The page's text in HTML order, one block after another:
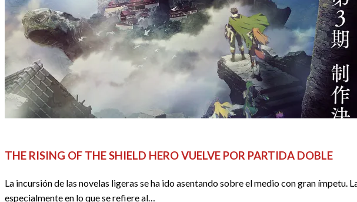
THE RISING OF THE SHIELD HERO VUELVE POR PARTIDA DOBLE
La incursión de las novelas ligeras se ha ido asentando sobre el medio con gran
especialmente en lo que se refiere al…